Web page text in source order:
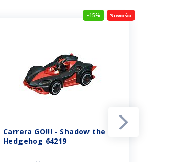
-15%
Carrera GO!!! - Shadow the
Hedgehog 64219